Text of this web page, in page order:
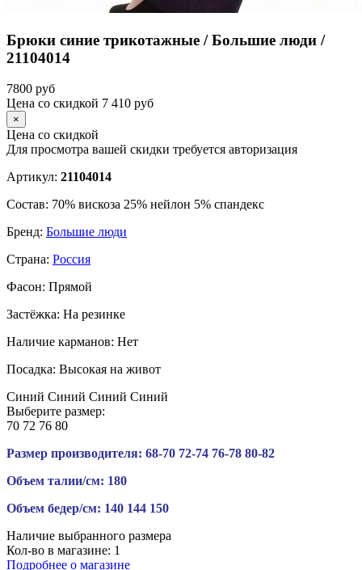
Брюки синие трикотажные / Большие люди /
21104014
7800 руб
Цена со скидкой 7 410 руб
×
Цена со скидкой
Для просмотра вашей скидки требуется авторизация
Артикул: 21104014
Состав: 70% вискоза 25% нейлон 5% спандекс
Бренд: Большие люди
Страна: Россия
Фасон: Прямой
Застёжка: На резинке
Наличие карманов: Нет
Посадка: Высокая на живот
Синий Синий Синий Синий
Выберите размер:
70 72 76 80
Размер производителя: 68-70 72-74 76-78 80-82
Объем талии/см: 180
Объем бедер/см: 140 144 150
Наличие выбранного размера
Кол-во в магазине: 1
Подробнее о магазине